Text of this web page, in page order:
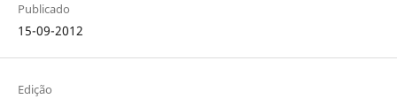
Publicado
15-09-2012
Edição